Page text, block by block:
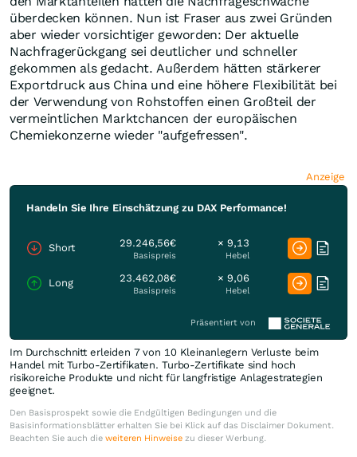
überdecken können. Nun ist Fraser aus zwei Gründen
aber wieder vorsichtiger geworden: Der aktuelle
Nachfragerückgang sei deutlicher und schneller
gekommen als gedacht. Außerdem hätten stärkerer
Exportdruck aus China und eine höhere Flexibilität bei
der Verwendung von Rohstoffen einen Großteil der
vermeintlichen Marktchancen der europäischen
Chemiekonzerne wieder "aufgefressen".
Anzeige
Handeln Sie Ihre Einschätzung zu DAX Performance!
Short 29.246,56€
Basispreis
× 9,13
Hebel
Long 23.462,08€
Basispreis
× 9,06
Hebel
Präsentiert von
Im Durchschnitt erleiden 7 von 10 Kleinanlegern Verluste beim
Handel mit Turbo-Zertifikaten. Turbo-Zertifikate sind hoch
risikoreiche Produkte und nicht für langfristige Anlagestrategien
geeignet.
Den Basisprospekt sowie die Endgültigen Bedingungen und die
Basisinformationsblätter erhalten Sie bei Klick auf das Disclaimer Dokument.
Beachten Sie auch die weiteren Hinweise zu dieser Werbung.